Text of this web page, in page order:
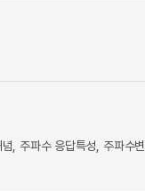
, 주파수 응답특성, 주파수